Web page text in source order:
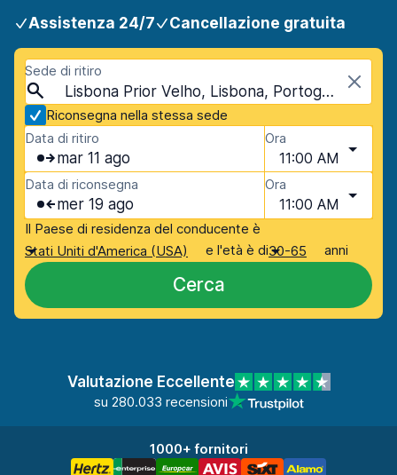
Assistenza 24/7 Cancellazione gratuita
Sede di ritiro
Lisbona Prior Velho, Lisbona, Portogallo
Riconsegna nella stessa sede
Data di ritiro
mar 11 ago
Ora
11:00 AM
Data di riconsegna
mer 19 ago
Ora
11:00 AM
Il Paese di residenza del conducente è
Stati Uniti d'America (USA)
e l'età è di30-65 anni
Cerca
Valutazione Eccellente
su 280.033 recensioni
1000+ fornitori